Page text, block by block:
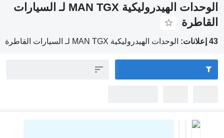
الوحدات الهيدروليكية MAN TGX لـ السيارات
الوحدات الهيدروليكية MAN TGX لـ السيارات القاطرة